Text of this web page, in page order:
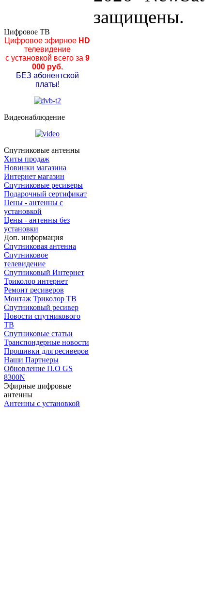
защищены.
Цифровое ТВ
Цифровое эфирное HD
телевидение
с установкой всего за 9
000 руб.
БЕЗ абонентской
платы!
Видеонаблюдение
Спутниковые антенны
Хиты продаж
Новинки магазина
Интернет магазин
Спутниковые ресиверы
Подарочный сертификат
Цены - антенны с
установкой
Цены - антенны без
установки
Доп. информация
Спутниковая антенна
Спутниковое
телевидение
Спутниковый Интернет
Триколор интернет
Ремонт ресиверов
Монтаж Триколор ТВ
Спутниковый ресивер
Новости спутникового
ТВ
Спутниковые статьи
Транспондерные новости
Прошивки для ресиверов
Наши Партнеры
Обновление П.О GS
8300N
Эфирные цифровые
антенны
Антенны с установкой